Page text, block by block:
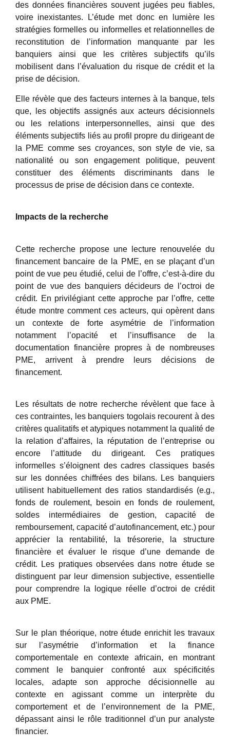
des données financières souvent jugées peu fiables,
voire inexistantes. L’étude met donc en lumière les
stratégies formelles ou informelles et relationnelles de
reconstitution de l’information manquante par les
banquiers ainsi que les critères subjectifs qu’ils
mobilisent dans l’évaluation du risque de crédit et la
prise de décision.
Elle révèle que des facteurs internes à la banque, tels
que, les objectifs assignés aux acteurs décisionnels
ou les relations interpersonnelles, ainsi que des
éléments subjectifs liés au profil propre du dirigeant de
la PME comme ses croyances, son style de vie, sa
nationalité ou son engagement politique, peuvent
constituer des éléments discriminants dans le
processus de prise de décision dans ce contexte.
Impacts de la recherche
Cette recherche propose une lecture renouvelée du
financement bancaire de la PME, en se plaçant d’un
point de vue peu étudié, celui de l’offre, c’est-à-dire du
point de vue des banquiers décideurs de l’octroi de
crédit. En privilégiant cette approche par l’offre, cette
étude montre comment ces acteurs, qui opèrent dans
un contexte de forte asymétrie de l’information
notamment l’opacité et l’insuffisance de la
documentation financière propres à de nombreuses
PME, arrivent à prendre leurs décisions de
financement.
Les résultats de notre recherche révèlent que face à
ces contraintes, les banquiers togolais recourent à des
critères qualitatifs et atypiques notamment la qualité de
la relation d’affaires, la réputation de l’entreprise ou
encore l’attitude du dirigeant. Ces pratiques
informelles s’éloignent des cadres classiques basés
sur les données chiffrées des bilans. Les banquiers
utilisent habituellement des ratios standardisés (e.g.,
fonds de roulement, besoin en fonds de roulement,
soldes intermédiaires de gestion, capacité de
remboursement, capacité d’autofinancement, etc.) pour
apprécier la rentabilité, la trésorerie, la structure
financière et évaluer le risque d’une demande de
crédit. Les pratiques observées dans notre étude se
distinguent par leur dimension subjective, essentielle
pour comprendre la logique réelle d’octroi de crédit
aux PME.
Sur le plan théorique, notre étude enrichit les travaux
sur l’asymétrie d’information et la finance
comportementale en contexte africain, en montrant
comment le banquier confronté aux spécificités
locales, adapte son approche décisionnelle au
contexte en agissant comme un interprète du
comportement et de l’environnement de la PME,
dépassant ainsi le rôle traditionnel d’un pur analyste
financier.